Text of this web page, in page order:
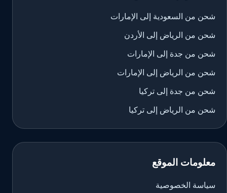
شحن من السعودية إلى الإمارات
شحن من الرياض إلى الأردن
شحن من جدة إلى الإمارات
شحن من الرياض إلى الإمارات
شحن من جدة إلى تركيا
شحن من الرياض إلى تركيا
معلومات الموقع
سياسة الخصوصية